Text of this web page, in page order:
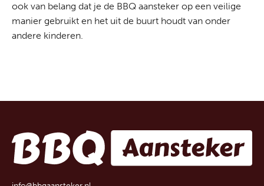
ook van belang dat je de BBQ aansteker op een veilige
manier gebruikt en het uit de buurt houdt van onder
andere kinderen.